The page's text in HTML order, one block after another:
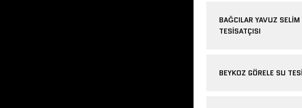
BAĞCILAR YAVUZ SELIM
TESISATÇISI
BEYKOZ GÖRELE SU